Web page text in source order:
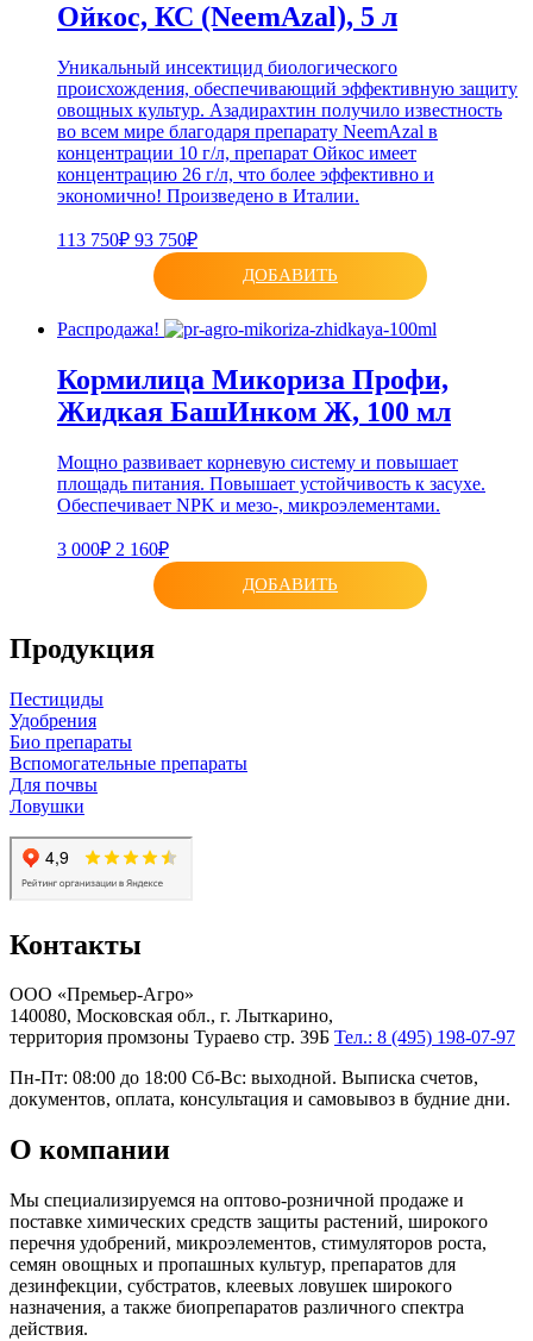
Ойкос, КС (NeemAzal), 5 л
Уникальный инсектицид биологического
происхождения, обеспечивающий эффективную защиту
овощных культур. Азадирахтин получило известность
во всем мире благодаря препарату NeemAzal в
концентрации 10 г/л, препарат Ойкос имеет
концентрацию 26 г/л, что более эффективно и
экономично! Произведено в Италии.
113 750₽ 93 750₽
ДОБАВИТЬ
Распродажа!
Кормилица Микориза Профи,
Жидкая БашИнком Ж, 100 мл
Мощно развивает корневую систему и повышает
площадь питания. Повышает устойчивость к засухе.
Обеспечивает NPK и мезо-, микроэлементами.
3 000₽ 2 160₽
ДОБАВИТЬ
Продукция
Пестициды
Удобрения
Био препараты
Вспомогательные препараты
Для почвы
Ловушки
Контакты
ООО «Премьер-Агро»
140080, Московская обл., г. Лыткарино,
территория промзоны Тураево стр. 39Б Тел.: 8 (495) 198-07-97
Пн-Пт: 08:00 до 18:00 Сб-Вс: выходной. Выписка счетов,
документов, оплата, консультация и самовывоз в будние дни.
О компании
Мы специализируемся на оптово-розничной продаже и
поставке химических средств защиты растений, широкого
перечня удобрений, микроэлементов, стимуляторов роста,
семян овощных и пропашных культур, препаратов для
дезинфекции, субстратов, клеевых ловушек широкого
назначения, а также биопрепаратов различного спектра
действия.